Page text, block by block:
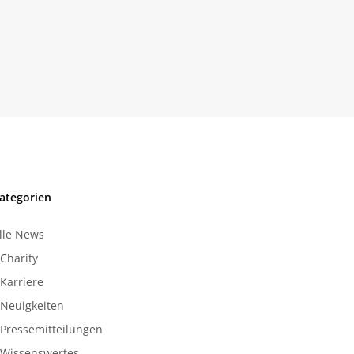
News
Charity
Karriere
Neuigkeiten
Pressemitteilungen